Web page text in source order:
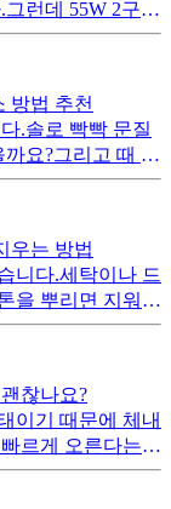
런데 55W 2구
문제가 생기지
방법 추천
.솔로 빡빡 문질
요?그리고 때 제
주세요.
우는 방법
니다.세탁이나 드
을 뿌리면 지워진
법은 없을까요?
찮나요?
이기 때문에 체내
르게 오른다는
문제가 생길 여
포함안된 미숫